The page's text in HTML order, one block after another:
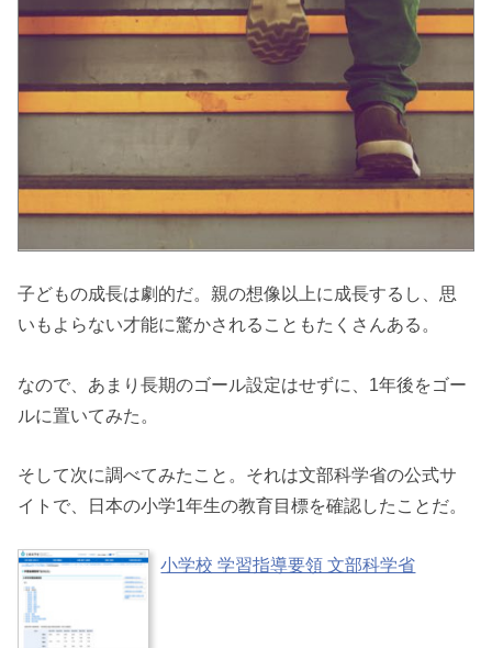
子どもの成長は劇的だ。親の想像以上に成長するし、思
いもよらない才能に驚かされることもたくさんある。
なので、あまり長期のゴール設定はせずに、1年後をゴー
ルに置いてみた。
そして次に調べてみたこと。それは文部科学省の公式サ
イトで、日本の小学1年生の教育目標を確認したことだ。
小学校 学習指導要領 文部科学省